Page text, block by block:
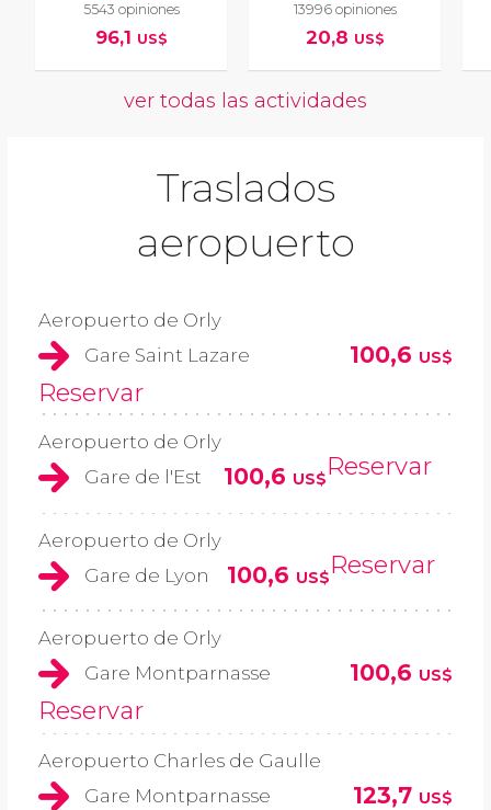
5543 opiniones
96,1 US$
13996 opiniones
20,8 US$
ver todas las actividades
Traslados
aeropuerto
Aeropuerto de Orly
Gare Saint Lazare
100,6 US$
Reservar
Aeropuerto de Orly
Gare de l'Est
100,6 US$Reservar
Aeropuerto de Orly
Gare de Lyon
100,6 US$Reservar
Aeropuerto de Orly
Gare Montparnasse
100,6 US$
Reservar
Aeropuerto Charles de Gaulle
Gare Montparnasse
123,7 US$